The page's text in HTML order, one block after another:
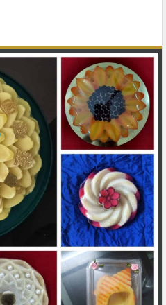
सदा हो लाल,
साहेबजी
(३)
हो लाल,
साहेबजी
हो लाल,
साहेबजी
(४)
हो लाल,
साहेबजी
थकी हो लाल,
सार साहेबजी
(५)